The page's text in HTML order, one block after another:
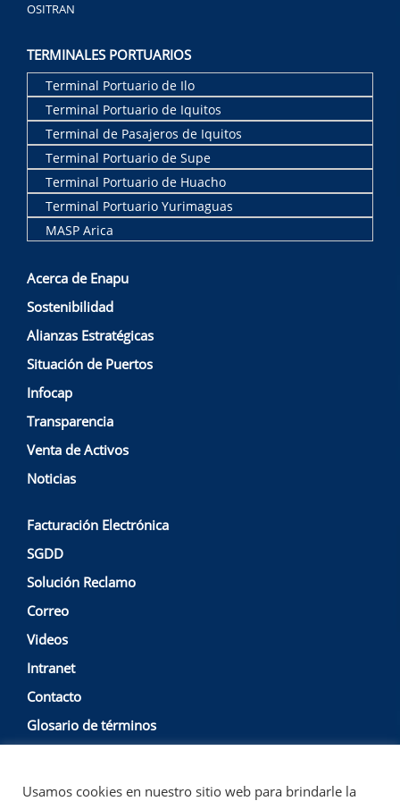
OSITRAN
TERMINALES PORTUARIOS
Terminal Portuario de Ilo
Terminal Portuario de Iquitos
Terminal de Pasajeros de Iquitos
Terminal Portuario de Supe
Terminal Portuario de Huacho
Terminal Portuario Yurimaguas
MASP Arica
Acerca de Enapu
Sostenibilidad
Alianzas Estratégicas
Situación de Puertos
Infocap
Transparencia
Venta de Activos
Noticias
Facturación Electrónica
SGDD
Solución Reclamo
Correo
Videos
Intranet
Contacto
Glosario de términos
Política de Privacidad y Protección de Datos Empresa
Usamos cookies en nuestro sitio web para brindarle la